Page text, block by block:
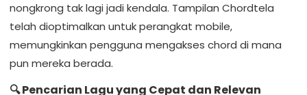
nongkrong tak lagi jadi kendala. Tampilan Chordtela
telah dioptimalkan untuk perangkat mobile,
memungkinkan pengguna mengakses chord di mana
pun mereka berada.
🔍Pencarian Lagu yang Cepat dan Relevan